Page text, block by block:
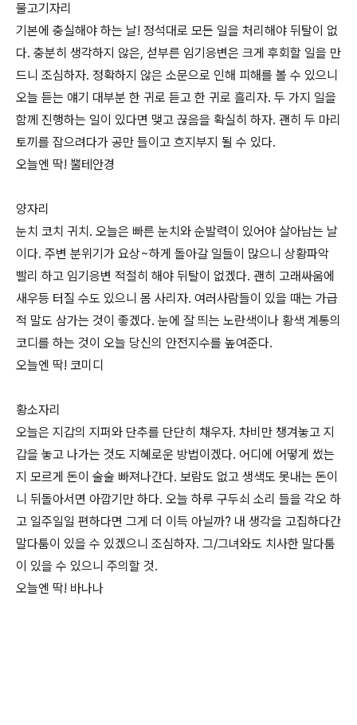
물고기자리
기본에 충실해야 하는 날! 정석대로 모든 일을 처리해야 뒤탈이 없
다. 충분히 생각하지 않은, 섣부른 임기응변은 크게 후회할 일을 만
드니 조심하자. 정확하지 않은 소문으로 인해 피해를 볼 수 있으니
오늘 듣는 얘기 대부분 한 귀로 듣고 한 귀로 흘리자. 두 가지 일을
함께 진행하는 일이 있다면 맺고 끊음을 확실히 하자. 괜히 두 마리
토끼를 잡으려다가 공만 들이고 흐지부지 될 수 있다.
오늘엔 딱! 뿔테안경
양자리
눈치 코치 귀치. 오늘은 빠른 눈치와 순발력이 있어야 살아남는 날
이다. 주변 분위기가 요상~하게 돌아갈 일들이 많으니 상황파악
빨리 하고 임기응변 적절히 해야 뒤탈이 없겠다. 괜히 고래싸움에
새우등 터질 수도 있으니 몸 사리자. 여러사람들이 있을 때는 가급
적 말도 삼가는 것이 좋겠다. 눈에 잘 띄는 노란색이나 황색 계통의
코디를 하는 것이 오늘 당신의 안전지수를 높여준다.
오늘엔 딱! 코미디
황소자리
오늘은 지갑의 지퍼와 단추를 단단히 채우자. 차비만 챙겨놓고 지
갑을 놓고 나가는 것도 지혜로운 방법이겠다. 어디에 어떻게 썼는
지 모르게 돈이 술술 빠져나간다. 보람도 없고 생색도 못내는 돈이
니 뒤돌아서면 아깝기만 하다. 오늘 하루 구두쇠 소리 들을 각오 하
고 일주일일 편하다면 그게 더 이득 아닐까? 내 생각을 고집하다간
말다툼이 있을 수 있겠으니 조심하자. 그/그녀와도 치사한 말다툼
이 있을 수 있으니 주의할 것.
오늘엔 딱! 바나나